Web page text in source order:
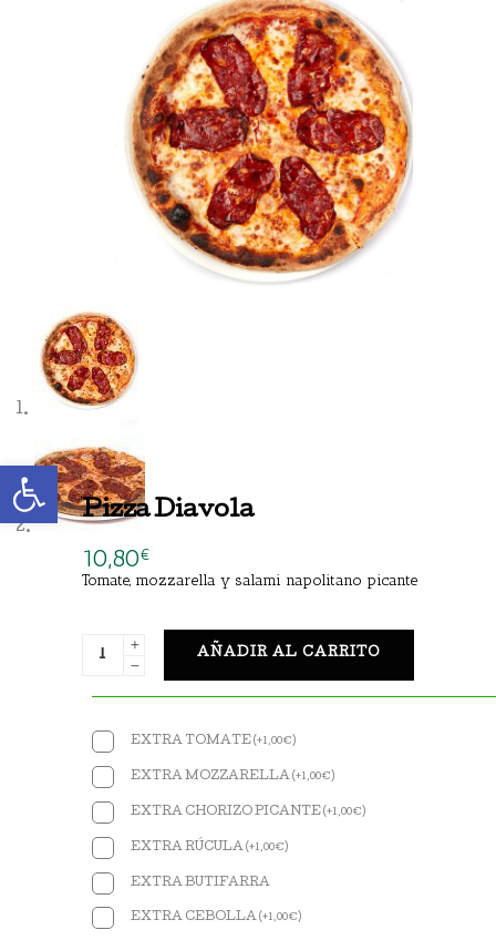
Abrir barra de herramientas
Pizza Diavola
10,80€
Tomate, mozzarella y salami napolitano picante
AÑADIR AL CARRITO
EXTRA TOMATE(+1,00€ )
EXTRA MOZZARELLA(+1,00€ )
EXTRA CHORIZO PICANTE(+1,00€ )
EXTRA RÚCULA(+1,00€ )
EXTRA BUTIFARRA
EXTRA CEBOLLA(+1,00€ )